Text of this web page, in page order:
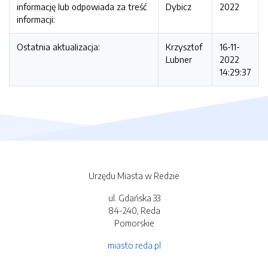
informację lub odpowiada za treść
informacji:
Dybicz
2022
Ostatnia aktualizacja:
Krzysztof
Lubner
16-11-
2022
14:29:37
Urzędu Miasta w Redzie
ul. Gdańska 33
84-240, Reda
Pomorskie
miasto.reda.pl